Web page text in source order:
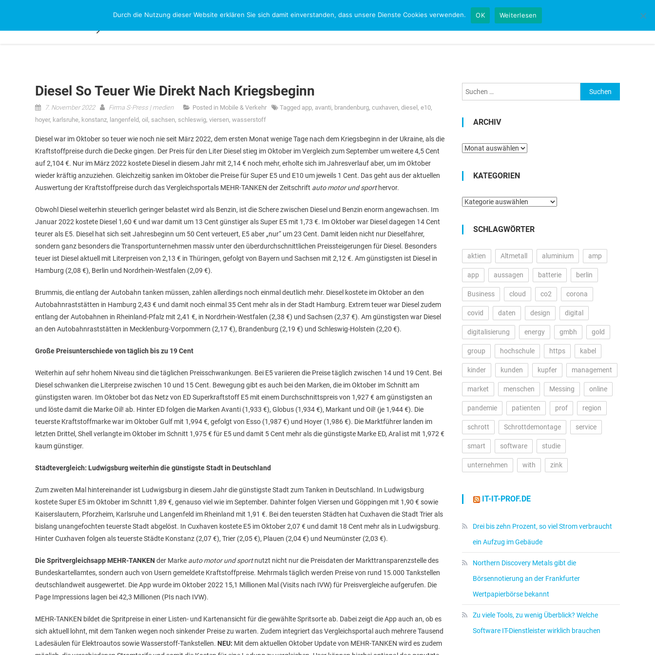
content
NEWS-RESEARCH Startseite
Diesel So Teuer Wie Direkt Nach Kriegsbeginn
7. November 2022 Firma S-Press | medien Posted in Mobile & Verkehr Tagged app, avanti, brandenburg, cuxhaven, diesel , e10,
hoyer, karlsruhe, konstanz, langenfeld , oil , sachsen, schleswig, viersen, wasserstoff
Diesel war im Oktober so teuer wie noch nie seit März 2022, dem ersten Monat wenige Tage nach dem Kriegsbeginn in der Ukraine, als die
Kraftstoffpreise durch die Decke gingen. Der Preis für den Liter Diesel stieg im Oktober im Vergleich zum September um weitere 4,5 Cent
auf 2,104 €. Nur im März 2022 kostete Diesel in diesem Jahr mit 2,14 € noch mehr, erholte sich im Jahresverlauf aber, um im Oktober
wieder kräftig anzuziehen. Gleichzeitig sanken im Oktober die Preise für Super E5 und E10 um jeweils 1 Cent. Das geht aus der aktuellen
Auswertung der Kraftstoffpreise durch das Vergleichsportals MEHR-TANKEN der Zeitschrift auto motor und sporthervor.
Obwohl Diesel weiterhin steuerlich geringer belastet wird als Benzin, ist die Schere zwischen Diesel und Benzin enorm angewachsen. Im
Januar 2022 kostete Diesel 1,60 € und war damit um 13 Cent günstiger als Super E5 mit 1,73 €. Im Oktober war Diesel dagegen 14 Cent
teurer als E5. Diesel hat sich seit Jahresbeginn um 50 Cent verteuert, E5 aber „nur“ um 23 Cent. Damit leiden nicht nur Dieselfahrer,
sondern ganz besonders die Transportunternehmen massiv unter den überdurchschnittlichen Preissteigerungen für Diesel. Besonders
teuer ist Diesel aktuell mit Literpreisen von 2,13 € in Thüringen, gefolgt von Bayern und Sachsen mit 2,12 €. Am günstigsten ist Diesel in
Hamburg (2,08 €), Berlin und Nordrhein-Westfalen (2,09 €).
Brummis, die entlang der Autobahn tanken müssen, zahlen allerdings noch einmal deutlich mehr. Diesel kostete im Oktober an den
Autobahnraststätten in Hamburg 2,43 € und damit noch einmal 35 Cent mehr als in der Stadt Hamburg. Extrem teuer war Diesel zudem
entlang der Autobahnen in Rheinland-Pfalz mit 2,41 €, in Nordrhein-Westfalen (2,38 €) und Sachsen (2,37 €). Am günstigsten war Diesel
an den Autobahnraststätten in Mecklenburg-Vorpommern (2,17 €), Brandenburg (2,19 €) und Schleswig-Holstein (2,20 €).
Große Preisunterschiede von täglich bis zu 19 Cent
Weiterhin auf sehr hohem Niveau sind die täglichen Preisschwankungen. Bei E5 variieren die Preise täglich zwischen 14 und 19 Cent. Bei
Diesel schwanken die Literpreise zwischen 10 und 15 Cent. Bewegung gibt es auch bei den Marken, die im Oktober im Schnitt am
günstigsten waren. Im Oktober bot das Netz von ED Superkraftstoff E5 mit einem Durchschnittspreis von 1,927 € am günstigsten an
und löste damit die Marke Oil! ab. Hinter ED folgen die Marken Avanti (1,933 €), Globus (1,934 €), Markant und Oil! (je 1,944 €). Die
teuerste Kraftstoffmarke war im Oktober Gulf mit 1,994 €, gefolgt von Esso (1,987 €) und Hoyer (1,986 €). Die Marktführer landen im
letzten Drittel, Shell verlangte im Oktober im Schnitt 1,975 € für E5 und damit 5 Cent mehr als die günstigste Marke ED, Aral ist mit 1,972 €
kaum günstiger.
Städtevergleich: Ludwigsburg weiterhin die günstigste Stadt in Deutschland
Zum zweiten Mal hintereinander ist Ludwigsburg in diesem Jahr die günstigste Stadt zum Tanken in Deutschland. In Ludwigsburg
kostete Super E5 im Oktober im Schnitt 1,89 €, genauso viel wie im September. Dahinter folgen Viersen und Göppingen mit 1,90 € sowie
Kaiserslautern, Pforzheim, Karlsruhe und Langenfeld im Rheinland mit 1,91 €. Bei den teuersten Städten hat Cuxhaven die Stadt Trier als
bislang unangefochten teuerste Stadt abgelöst. In Cuxhaven kostete E5 im Oktober 2,07 € und damit 18 Cent mehr als in Ludwigsburg.
Hinter Cuxhaven folgen als teuerste Städte Konstanz (2,07 €), Trier (2,05 €), Plauen (2,04 €) und Neumünster (2,03 €).
Die Spritvergleichsapp MEHR-TANKEN der Marke auto motor und sportnutzt nicht nur die Preisdaten der Markttransparenzstelle des
Bundeskartellamtes, sondern auch von Usern gemeldete Kraftstoffpreise. Mehrmals täglich werden Preise von rund 15.000 Tankstellen
deutschlandweit ausgewertet. Die App wurde im Oktober 2022 15,1 Millionen Mal (Visits nach IVW) für Preisvergleiche aufgerufen. Die
Page Impressions lagen bei 42,3 Millionen (PIs nach IVW).
MEHR-TANKEN bildet die Spritpreise in einer Listen- und Kartenansicht für die gewählte Spritsorte ab. Dabei zeigt die App auch an, ob es
sich aktuell lohnt, mit dem Tanken wegen noch sinkender Preise zu warten. Zudem integriert das Vergleichsportal auch mehrere Tausend
Ladesäulen für Elektroautos sowie Wasserstoff-Tankstellen. NEU: Mit dem aktuellen Oktober Update von MEHR-TANKEN wird es zudem
Suchen
nach:
ARCHIV
Archiv
KATEGORIEN
Kategorien
SCHLAGWÖRTER
aktien Altmetall aluminium amp
app aussagen batterie berlin
Business cloud co2 corona
covid daten design digital
digitalisierung energy gmbh gold
group hochschule https kabel
kinder kunden kupfer management
market menschen Messing online
pandemie patienten prof region
schrott Schrottdemontage service
smart software studie
unternehmen with zink
IT-IT-PROF.DE
Drei bis zehn Prozent, so viel Strom verbraucht
ein Aufzug im Gebäude
Northern Discovery Metals gibt die
Börsennotierung an der Frankfurter
Wertpapierbörse bekannt
Zu viele Tools, zu wenig Überblick? Welche
Software IT-Dienstleister wirklich brauchen
Durch die Nutzung dieser Website erklären Sie sich damit einverstanden, dass unsere Dienste Cookies verwenden. OK Weiterlesen